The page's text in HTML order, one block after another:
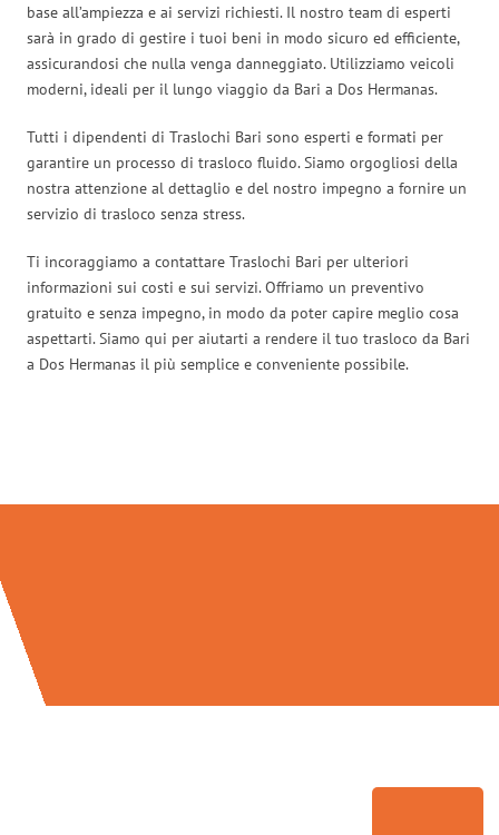
base all’ampiezza e ai servizi richiesti. Il nostro team di esperti
sarà in grado di gestire i tuoi beni in modo sicuro ed efficiente,
assicurandosi che nulla venga danneggiato. Utilizziamo veicoli
moderni, ideali per il lungo viaggio da Bari a Dos Hermanas.
Tutti i dipendenti di Traslochi Bari sono esperti e formati per
garantire un processo di trasloco fluido. Siamo orgogliosi della
nostra attenzione al dettaglio e del nostro impegno a fornire un
servizio di trasloco senza stress.
Ti incoraggiamo a contattare Traslochi Bari per ulteriori
informazioni sui costi e sui servizi. Offriamo un preventivo
gratuito e senza impegno, in modo da poter capire meglio cosa
aspettarti. Siamo qui per aiutarti a rendere il tuo trasloco da Bari
a Dos Hermanas il più semplice e conveniente possibile.